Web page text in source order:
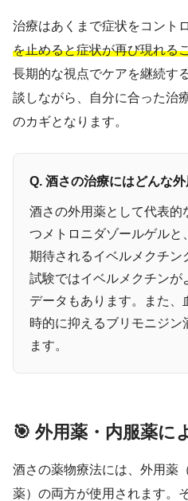
治療はあくまで症状をコント
を止めると症状が再び現れる
長期的な視点でケアを継続す
談しながら、自分に合った治
のカギとなります。
Q. 酒さの治療にはどんな
酒さの外用薬として代表的
つメトロニダゾールゲルと
期待されるイベルメクチン
試験ではイベルメクチンが
データもあります。また、
時的に抑えるブリモニジ
ます。
🎯 外用薬・内服薬に
酒さの薬物療法には、外用薬
薬）の両方が使用されます。